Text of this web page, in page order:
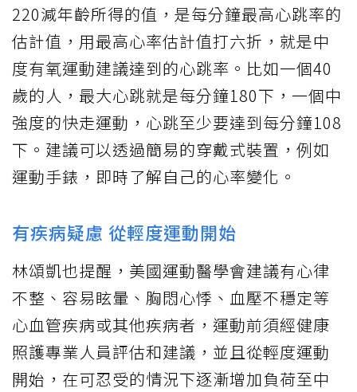
220減年齡所得的值，是每分鐘最高心跳率的
估計值，用最高心率估計值打六折，就是中
度有氧運動建議達到的心跳率。比如一個40
歲的人，最大心跳就是每分鐘180下，一個中
強度的快走運動，心跳至少要達到每分鐘108
下。建議可以透過簡易的穿戴式裝置，例如
運動手錶，即時了解自己的心率變化。
有疾病疑慮 從輕度運動開始
林頌凱也提醒，美國運動醫學會建議有心律
不整、容易眩暈、胸悶心悸、血壓不穩定等
心血管疾病或其他疾病者，運動前須經健康
照護專業人員評估和建議，並且從輕度運動
開始，在可忍受的情況下逐漸增加負荷至中